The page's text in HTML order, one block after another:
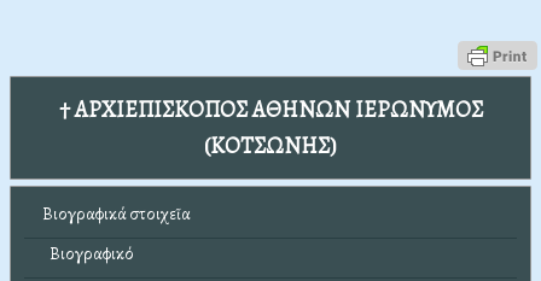
† ΑΡΧΙΕΠΙΣΚΟΠΟΣ ΑΘΗΝΩΝ ΙΕΡΩΝΥΜΟΣ
(ΚΟΤΣΩΝΗΣ)
Βιογραφικά στοιχεῖα
Βιογραφικό